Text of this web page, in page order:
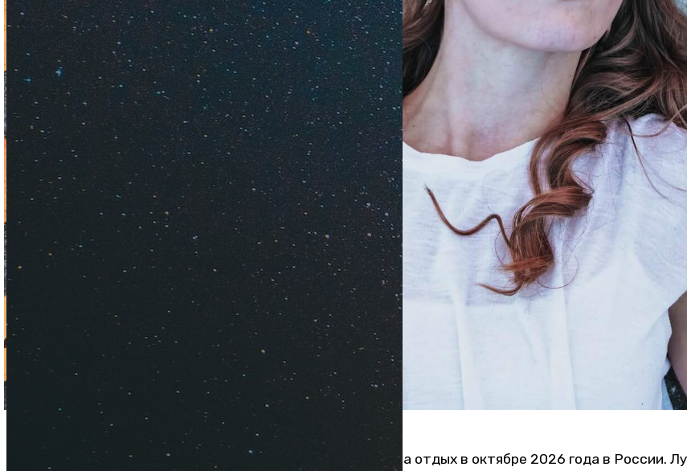
Идеи, куда отправиться на отдых в октябре 2026 года в России.